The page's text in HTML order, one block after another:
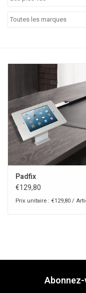
Padfix
€129,80
Prix unitaire : €129,80 /